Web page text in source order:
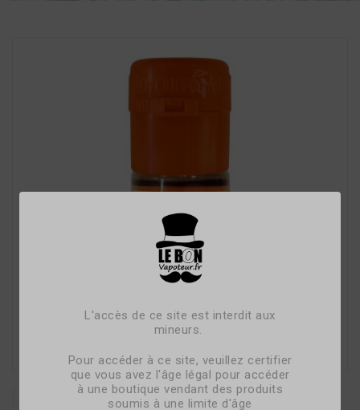
L'accès de ce site est interdit aux
mineurs.
Pour accéder à ce site, veuillez certifier
que vous avez l'âge légal pour accéder
à une boutique vendant des produits
soumis à une limite d'âge